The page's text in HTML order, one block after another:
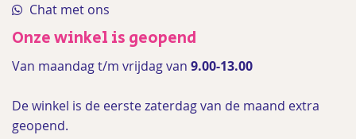
Chat met ons
Onze winkel is geopend
Van maandag t/m vrijdag van 9.00-13.00
De winkel is de eerste zaterdag van de maand extra
geopend.